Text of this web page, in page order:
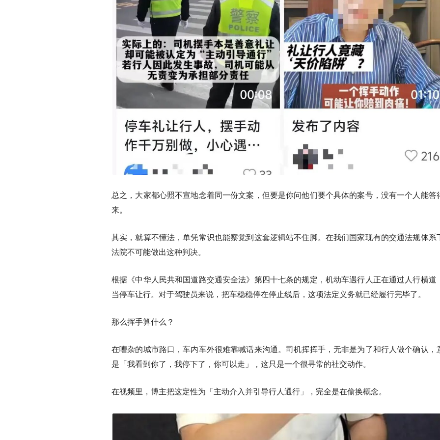
总之，大家都心照不宣地念着同一份文案，但要是你问他们要个具体的案号，没有一个人能答
来。
其实，就算不懂法，单凭常识也能察觉到这套逻辑站不住脚。在我们国家现有的交通法规体系
法院不可能做出这种判决。
根据《中华人民共和国道路交通安全法》第四十七条的规定，机动车遇行人正在通过人行横道
当停车让行。对于驾驶员来说，把车稳稳停在停止线后，这项法定义务就已经履行完毕了。
那么挥手算什么？
在嘈杂的城市路口，车内车外很难靠喊话来沟通。司机挥挥手，无非是为了和行人做个确认，
是「我看到你了，我停下了，你可以走」，这只是一个很寻常的社交动作。
在视频里，博主把这定性为「主动介入并引导行人通行」，完全是在偷换概念。